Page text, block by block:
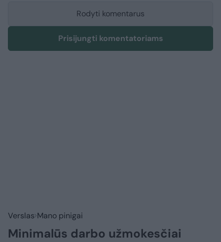
Rodyti komentarus
Prisijungti komentatoriams
Verslas Mano pinigai
Minimalūs darbo užmokesčiai